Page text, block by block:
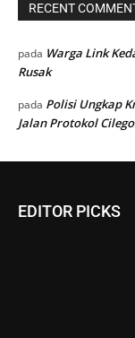
RECENT
pada Warga Link
Rusak
pada Polisi Ungkap
Jalan Protokol
EDITOR PICKS